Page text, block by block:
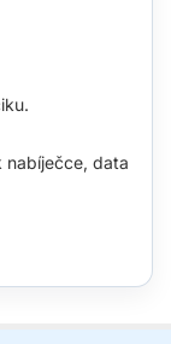
nabíječce, data